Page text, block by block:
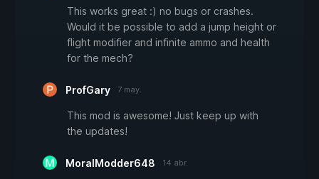
This works great :) no bugs or crashes.
Would it be possible to add a jump height or
flight modifier and infinite ammo and health
for the mech?
ProfGary 7 may.
This mod is awesome! Just keep up with
the updates!
MoralModder648 14 abr.